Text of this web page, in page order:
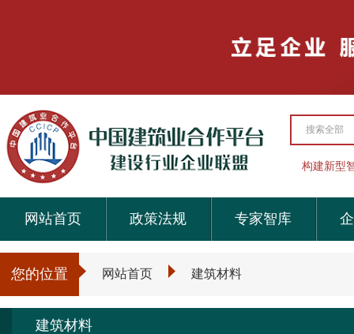
搜索全部
构建新型
网站首页 政策法规 专家智库
您的位置 网站首页 建筑材料
建筑材料